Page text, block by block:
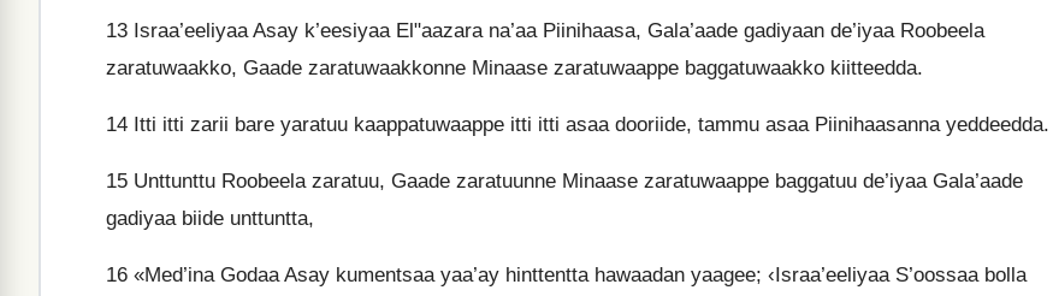
13 Israa’eeliyaa Asay k’eesiyaa El"aazara na’aa Piinihaasa, Gala’aade gadiyaan de’iyaa Roobeela
zaratuwaakko, Gaade zaratuwaakkonne Minaase zaratuwaappe baggatuwaakko kiitteedda.
14 Itti itti zarii bare yaratuu kaappatuwaappe itti itti asaa dooriide, tammu asaa Piinihaasanna yeddeedda.
15 Unttunttu Roobeela zaratuu, Gaade zaratuunne Minaase zaratuwaappe baggatuu de’iyaa Gala’aade
gadiyaa biide unttuntta,
16 «Med’ina Godaa Asay kumentsaa yaa’ay hinttentta hawaadan yaagee; ‹Israa’eeliyaa S’oossaa bolla